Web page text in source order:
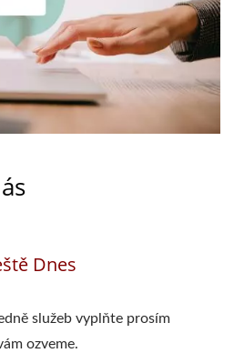
Dnes
služeb vyplňte prosím
ozveme.